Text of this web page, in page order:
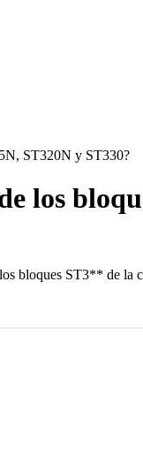
ST320N y ST330?
los
bloques ST3** de